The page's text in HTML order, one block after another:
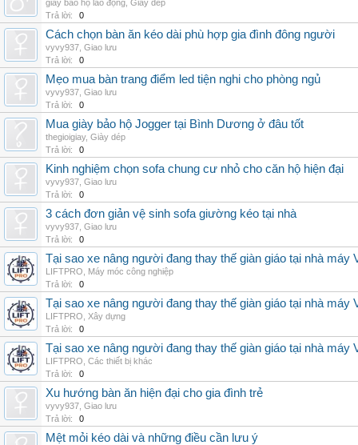
giày bảo hộ lao động Giày dép
Trả lời:
0
Cách chọn bàn ăn kéo dài phù hợp gia đình đông người
vyvy937 Giao lưu
Trả lời:
0
Mẹo mua bàn trang điểm led tiện nghi cho phòng ngủ
vyvy937 Giao lưu
Trả lời:
0
Mua giày bảo hộ Jogger tại Bình Dương ở đâu tốt
thegioigiay, Giày dép
Trả lời:
0
Kinh nghiệm chọn sofa chung cư nhỏ cho căn hộ hiện đại
vyvy937 Giao lưu
Trả lời:
0
3 cách đơn giản vệ sinh sofa giường kéo tại nhà
vyvy937 Giao lưu
Trả lời:
0
Tại sao xe nâng người đang thay thế giàn giáo tại nhà máy
LIFTPRO
Máy móc công nghiệp
Trả lời:
0
Tại sao xe nâng người đang thay thế giàn giáo tại nhà máy
LIFTPRO
Xây dựng
Trả lời:
0
Tại sao xe nâng người đang thay thế giàn giáo tại nhà máy
LIFTPRO Các thiết bị khác
Trả lời:
0
Xu hướng bàn ăn hiện đại cho gia đình trẻ
vyvy937 Giao lưu
Trả lời:
0
Mệt mỏi kéo dài và những điều cần lưu ý